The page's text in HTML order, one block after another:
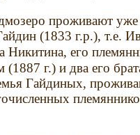
проживают уже
(1833 г.р.), т.е.
Никитина, его
г.) и два его
Гайдиных,